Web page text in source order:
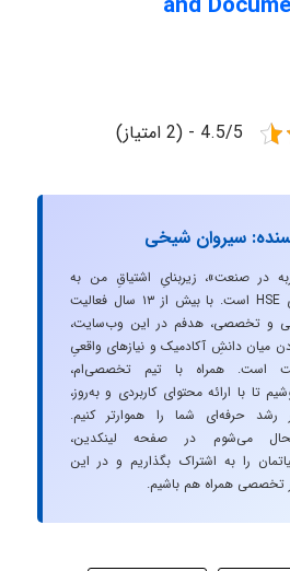
4.5/5 - (2 امتیاز)
سیروان شیخی
در صنعت»، زیربنایِ اشتیاقِ من به
دنیایِ HSE است. با بیش از ۱۳ سال فعالیت
و تخصصی، هدفم در این وب‌سایت،
میان دانشِ آکادمیک و نیازهای واقعیِ
است. همراه با تیم تخصصی‌ام،
تا با ارائه محتوای کاربردی و به‌روز،
رشد حرفه‌ای شما را هموارتر کنیم.
می‌شوم در صفحه لینکدین،
را به اشتراک بگذاریم و در این
تخصصی همراه هم باشیم.